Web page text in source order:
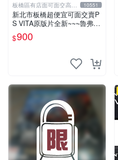
板橋區有店面可面交高價
回收電玩
10551
新北市板橋超便宜可面交賣P
S VITA原版片全新~~~魯弗蘭
的地下迷宮與魔女的旅團~~~
便宜賣
$900